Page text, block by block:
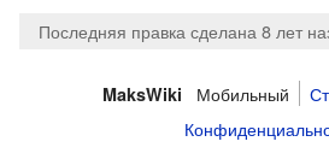
Последняя правка сделана 8 лет
MaksWiki Мобильный